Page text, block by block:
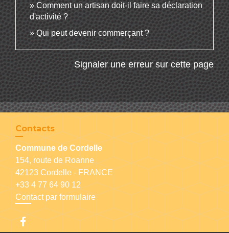
Comment un artisan doit-il faire sa déclaration
d'activité ?
Qui peut devenir commerçant ?
Signaler une erreur sur cette page
Contacts
Commune de Cordelle
154, route de Roanne
42123 Cordelle - FRANCE
+33 4 77 64 90 12
Contact par formulaire